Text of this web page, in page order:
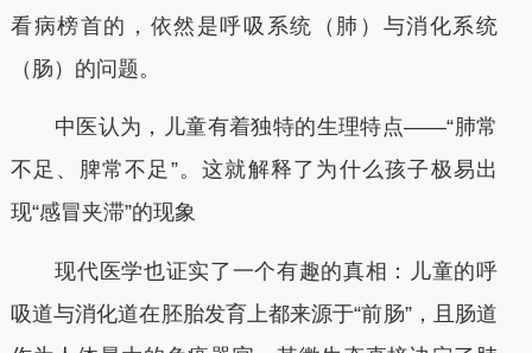
看病榜首的，依然是呼吸系统（肺）与消化系统
（肠）的问题。
中医认为，儿童有着独特的生理特点——“肺常
不足、脾常不足”。这就解释了为什么孩子极易出
现“感冒夹滞”的现象
现代医学也证实了一个有趣的真相：儿童的呼
吸道与消化道在胚胎发育上都来源于“前肠”，且肠道